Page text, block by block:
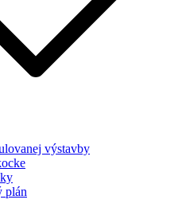
výstavby
plán